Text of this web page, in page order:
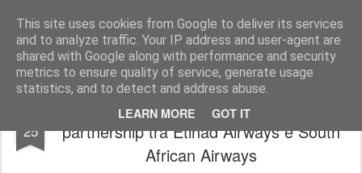
This site uses cookies from Google to deliver its services
and to analyze traffic. Your IP address and user-agent are
shared with Google along with performance and security
metrics to ensure quality of service, generate usage
statistics, and to detect and address abuse.
LEARN MORE GOT IT
Simple Crs Blog Curiosità e notizie dal mondo delle compagnie aeree
Pages
25
Video della presentazione della
partnership tra Etihad Airways e South
African Airways